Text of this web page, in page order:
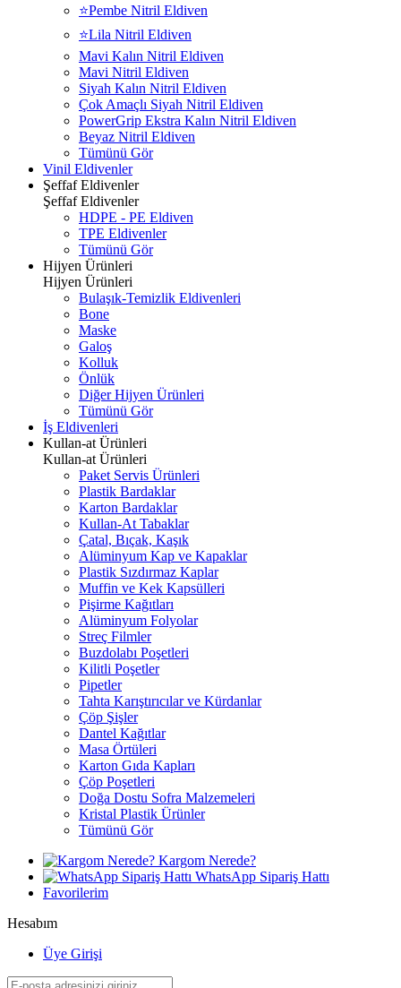
⭐Pembe Nitril Eldiven
⭐Lila Nitril Eldiven
Mavi Kalın Nitril Eldiven
Mavi Nitril Eldiven
Siyah Kalın Nitril Eldiven
Çok Amaçlı Siyah Nitril Eldiven
PowerGrip Ekstra Kalın Nitril Eldiven
Beyaz Nitril Eldiven
Tümünü Gör
Vinil Eldivenler
Şeffaf Eldivenler
Şeffaf Eldivenler
HDPE - PE Eldiven
TPE Eldivenler
Tümünü Gör
Hijyen Ürünleri
Hijyen Ürünleri
Bulaşık-Temizlik Eldivenleri
Bone
Maske
Galoş
Kolluk
Önlük
Diğer Hijyen Ürünleri
Tümünü Gör
İş Eldivenleri
Kullan-at Ürünleri
Kullan-at Ürünleri
Paket Servis Ürünleri
Plastik Bardaklar
Karton Bardaklar
Kullan-At Tabaklar
Çatal, Bıçak, Kaşık
Alüminyum Kap ve Kapaklar
Plastik Sızdırmaz Kaplar
Muffin ve Kek Kapsülleri
Pişirme Kağıtları
Alüminyum Folyolar
Streç Filmler
Buzdolabı Poşetleri
Kilitli Poşetler
Pipetler
Tahta Karıştırıcılar ve Kürdanlar
Çöp Şişler
Dantel Kağıtlar
Masa Örtüleri
Karton Gıda Kapları
Çöp Poşetleri
Doğa Dostu Sofra Malzemeleri
Kristal Plastik Ürünler
Tümünü Gör
Kargom Nerede?
WhatsApp Sipariş Hattı
Favorilerim
Hesabım
Üye Girişi